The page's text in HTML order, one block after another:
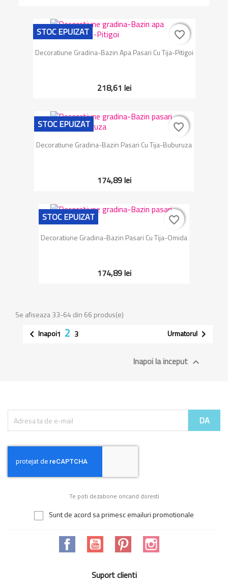
Decoratiune Gradina-Bazin Apa Pasari Cu Tija-Pitigoi
218,61 lei
STOC EPUIZAT favorite_border
favorite_border
Decoratiune Gradina-Bazin Pasari Cu Tija-Buburuza
174,89 lei
STOC EPUIZAT favorite_border
favorite_border
Decoratiune Gradina-Bazin Pasari Cu Tija-Omida
174,89 lei
STOC EPUIZAT favorite_border
favorite_border
Se afiseaza 33-64 din 66 produs(e)
 Inapoi1 2 3 Urmatorul 
Inapoi la inceput 
Te poti dezabone oricand doresti
Sunt de acord sa primesc emailuri promotionale
Facebook YouTube Pinterest
Suport clienti